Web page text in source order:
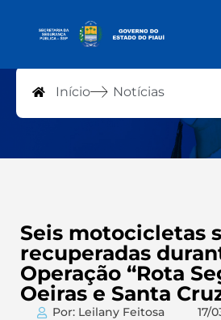
Notícias
Início Notícias
Seis motocicletas
recuperadas
Operação “Rota
Oeiras e Santa
Por: Leilany Feitosa 17/